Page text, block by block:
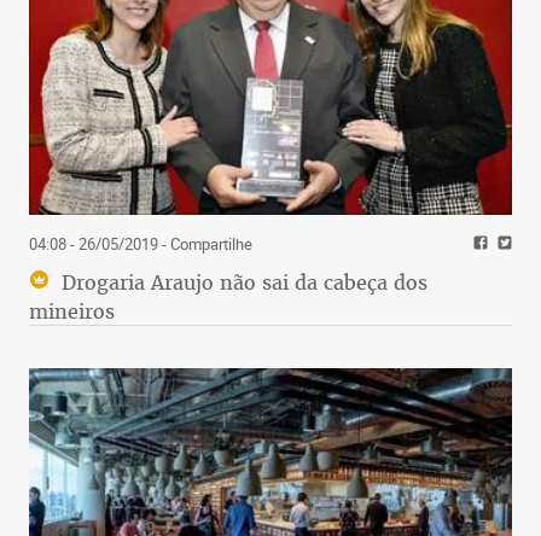
04:08 - 26/05/2019- Compartilhe
Drogaria Araujo não sai da cabeça dos
mineiros